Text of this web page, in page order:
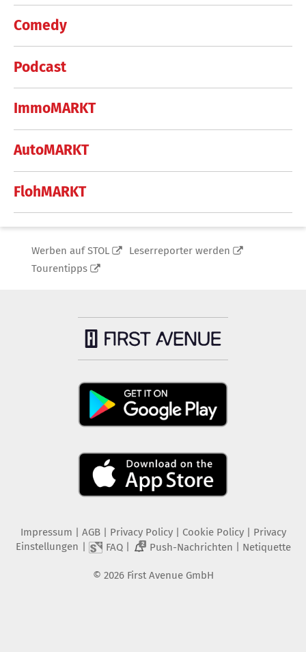
Comedy
Podcast
ImmoMARKT
AutoMARKT
FlohMARKT
Werben auf STOL
Leserreporter werden
Tourentipps
Impressum AGB Privacy Policy| Cookie Policy| Privacy
Einstellungen
FAQ| 2 Push-Nachrichten Netiquette
© 2026 First Avenue GmbH